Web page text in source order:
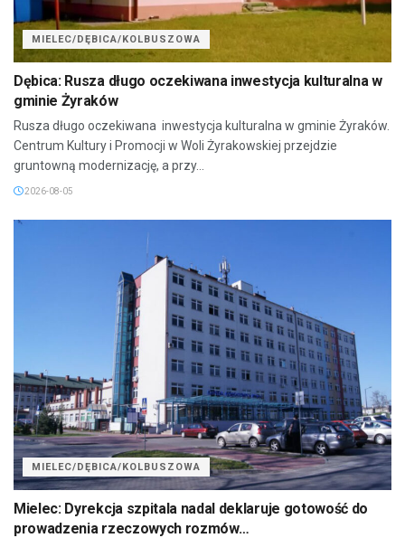
MIELEC/DĘBICA/KOLBUSZOWA
Dębica: Rusza długo oczekiwana inwestycja kulturalna w
gminie Żyraków
Rusza długo oczekiwana inwestycja kulturalna w gminie Żyraków.
Centrum Kultury i Promocji w Woli Żyrakowskiej przejdzie
gruntowną modernizację, a przy...
2026-08-05
MIELEC/DĘBICA/KOLBUSZOWA
Mielec: Dyrekcja szpitala nadal deklaruje gotowość do
prowadzenia rzeczowych rozmów…